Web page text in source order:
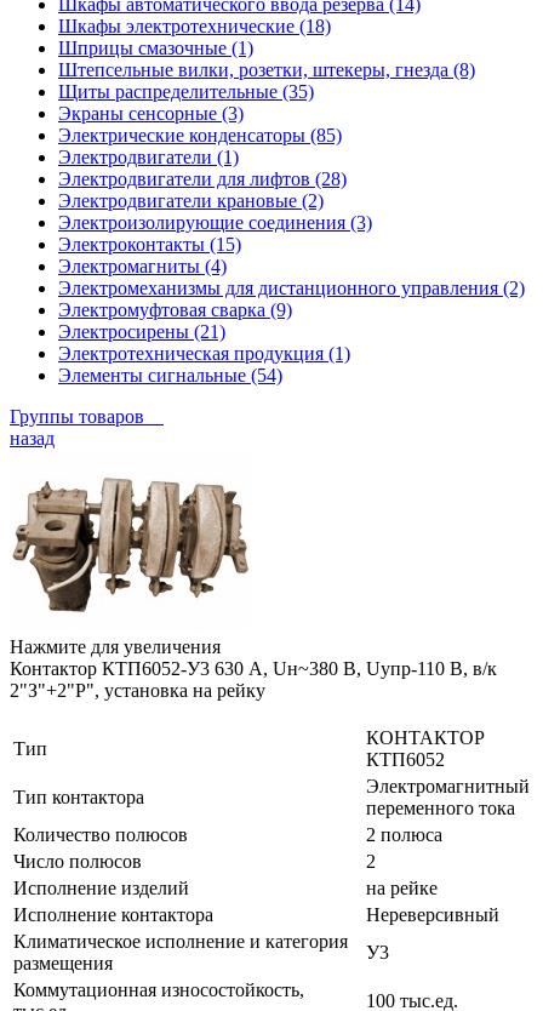
Шкафы электротехнические (18)
Шприцы смазочные (1)
Штепсельные вилки, розетки, штекеры, гнезда (8)
Щиты распределительные (35)
Экраны сенсорные (3)
Электрические конденсаторы (85)
Электродвигатели (1)
Электродвигатели для лифтов (28)
Электродвигатели крановые (2)
Электроизолирующие соединения (3)
Электроконтакты (15)
Электромагниты (4)
Электромеханизмы для дистанционного управления (2)
Электромуфтовая сварка (9)
Электросирены (21)
Электротехническая продукция (1)
Элементы сигнальные (54)
Группы товаров
назад
Нажмите для увеличения
Контактор КТП6052-У3 630 А, Uн~380 В, Uупр-110 В, в/к
2"З"+2"Р", установка на рейку
Тип
КОНТАКТОР
КТП6052
Тип контактора
Электромагнитный
переменного тока
Количество полюсов
2 полюса
Число полюсов
2
Исполнение изделий
на рейке
Исполнение контактора
Нереверсивный
Климатическое исполнение и категория
размещения
У3
Коммутационная износостойкость,
100 тыс.ед.